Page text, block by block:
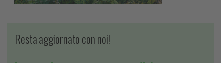
Resta aggiornato con noi!